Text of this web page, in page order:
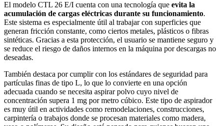
El modelo CTL 26 E/I cuenta con una tecnología que evita la
acumulación de cargas eléctricas durante su funcionamiento.
Este sistema es especialmente útil al trabajar con superficies que
generan fricción constante, como ciertos metales, plásticos o fibras
sintéticas. Gracias a esta protección, el usuario se mantiene seguro y
se reduce el riesgo de daños internos en la máquina por descargas no
deseadas.
También destaca por cumplir con los estándares de seguridad para
partículas finas de tipo L, lo que lo convierte en una opción
adecuada cuando se necesita aspirar polvo cuyo nivel de
concentración supera 1 mg por metro cúbico. Este tipo de aspirador
es muy útil en actividades como remodelaciones, construcciones,
carpintería o trabajos donde se procesan materiales como madera,